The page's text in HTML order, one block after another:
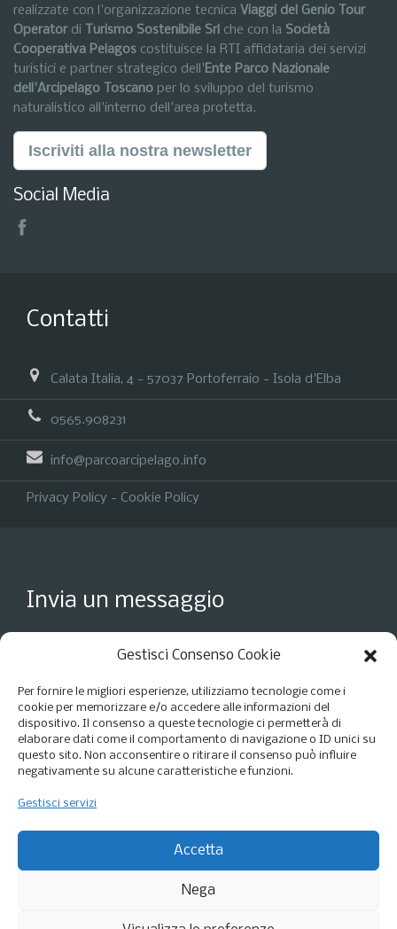
Gestisci Consenso Cookie
Per fornire le migliori esperienze, utilizziamo tecnologie come i
cookie per memorizzare e/o accedere alle informazioni del
dispositivo. Il consenso a queste tecnologie ci permetterà di
elaborare dati come il comportamento di navigazione o ID unici su
questo sito. Non acconsentire o ritirare il consenso può influire
negativamente su alcune caratteristiche e funzioni.
Gestisci servizi
Accetta
Nega
realizzate con l'organizzazione tecnica Viaggi del Genio Tour
Operatordi Turismo Sostenibile Srl che con la Società
Cooperativa Pelagos costituisce la RTI affidataria dei servizi
turistici e partner strategico dell'Ente Parco Nazionale
dell'Arcipelago Toscano per lo sviluppo del turismo
naturalistico all'interno dell'area protetta.
Iscriviti alla nostra newsletter
Social Media
Contatti
Calata Italia, 4 - 57037 Portoferraio - Isola d'Elba
0565.908231
info@parcoarcipelago.info
Privacy Policy - Cookie Policy
Invia un messaggio
Accetto i termini dellaPrivacy Policy*